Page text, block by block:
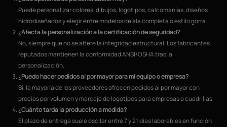
Puede personalizar colores, dibujos, logotipos, calcomanías, diseños
hidrodiseñados y elegir entre modelos de ala completa o estilo gorra.
¿Afecta la personalización a la certificación de seguridad?
No, siempre que no se altere la integridad estructural. Los fabricantes
reputados mantienen la conformidad ANSI/OSHA tras la
personalización.
¿Puedo hacer pedidos al por mayor para mi equipo o empresa?
Sí, la mayoría de los proveedores ofrecen pedidos al por mayor con
precios por volumen y marcaje de logotipos para empresas o cuadrillas.
¿Cuánto tarda la producción a medida?
El plazo de entrega suele oscilar entre 7 y 21 días laborables en función